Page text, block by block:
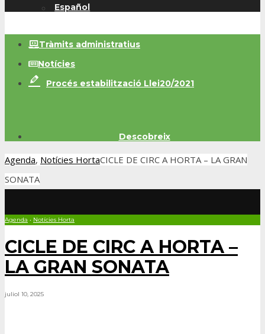
Español
Tràmits administratius
Notícies
Procés estabilització Llei20/2021
Descobreix
Agenda, Notícies HortaCICLE DE CIRC A HORTA – LA GRAN
SONATA
Agenda • Notícies Horta
CICLE DE CIRC A HORTA –
LA GRAN SONATA
juliol 10, 2025